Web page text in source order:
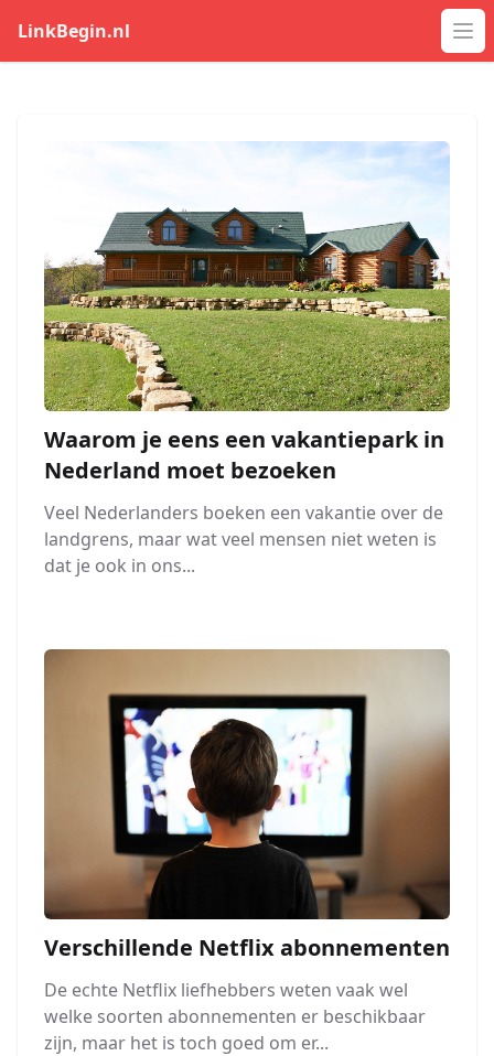
LinkBegin.nl
Waarom je eens een vakantiepark in
Nederland moet bezoeken
Veel Nederlanders boeken een vakantie over de
landgrens, maar wat veel mensen niet weten is
dat je ook in ons...
Verschillende Netflix abonnementen
De echte Netflix liefhebbers weten vaak wel
welke soorten abonnementen er beschikbaar
zijn, maar het is toch goed om er...